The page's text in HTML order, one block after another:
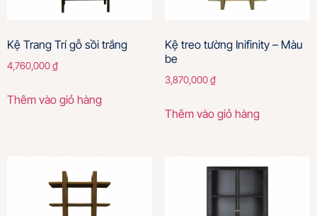
Kệ Trang Trí gỗ sồi trắng
4,760,000₫
Thêm vào giỏ hàng
Kệ treo tường Inifinity – Màu
be
3,870,000₫
Thêm vào giỏ hàng